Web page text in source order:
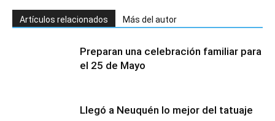
Artículos relacionados Más del autor
Preparan una celebración familiar para
el 25 de Mayo
Llegó a Neuquén lo mejor del tatuaje